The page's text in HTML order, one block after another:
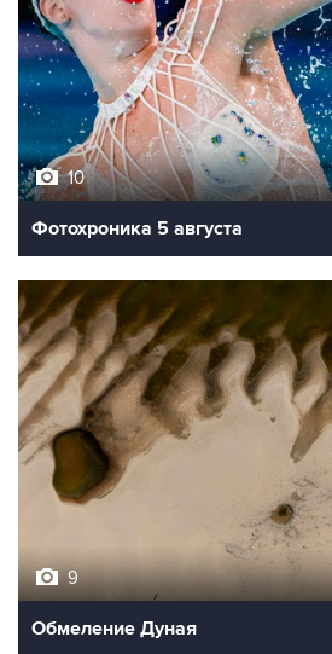
10
Фотохроника 5 августа
9
Обмеление Дуная